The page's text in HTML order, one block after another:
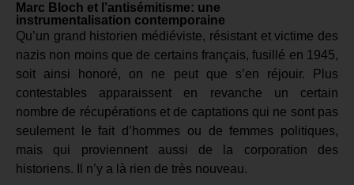
Marc Bloch et l’antisémitisme: une
instrumentalisation contemporaine
Qu’un grand historien médiéviste, résistant et victime des
nazis non moins que de certains français, fusillé en 1945,
soit ainsi honoré, on ne peut que s’en réjouir. Plus
contestables apparaissent en revanche un certain
nombre de récupérations et de captations qui ne sont pas
seulement le fait d’hommes ou de femmes politiques,
mais qui proviennent aussi de la corporation des
historiens. Il n’y a là rien de très nouveau.